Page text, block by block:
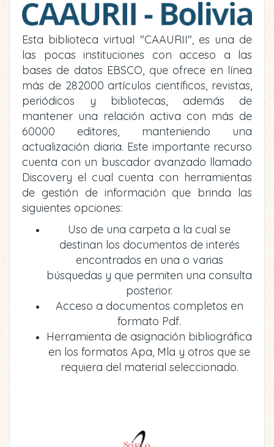
Esta biblioteca virtual "CAAURII", es una de
las pocas instituciones con acceso a las
bases de datos EBSCO, que ofrece en línea
más de 282000 artículos científicos, revistas,
periódicos y bibliotecas, además de
mantener una relación activa con más de
60000 editores, manteniendo una
actualización diaria. Este importante recurso
cuenta con un buscador avanzado llamado
Discovery el cual cuenta con herramientas
de gestión de información que brinda las
siguientes opciones:
Uso de una carpeta a la cual se
destinan los documentos de interés
encontrados en una o varias
búsquedas y que permiten una consulta
posterior.
Acceso a documentos completos en
formato Pdf.
Herramienta de asignación bibliográfica
en los formatos Apa, Mla y otros que se
requiera del material seleccionado.